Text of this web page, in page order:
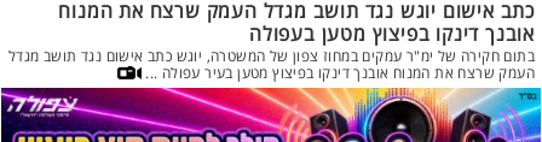
כתב אישום יוגש נגד תושב מגדל העמק שרצח את המנוח
אובנך דינקו בפיצוץ מטען בעפולה
בתום חקירה של ימ"ר עמקים במחוז צפון של המשטרה, יוגש כתב אישום נגד תושב מגדל
העמק שרצח את המנוח אובנך דינקו בפיצוץ מטען בעיר עפולה ...